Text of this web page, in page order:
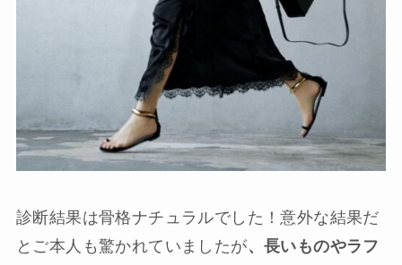
診断結果は骨格ナチュラルでした！意外な結果だ
とご本人も驚かれていましたが、長いものやラフ